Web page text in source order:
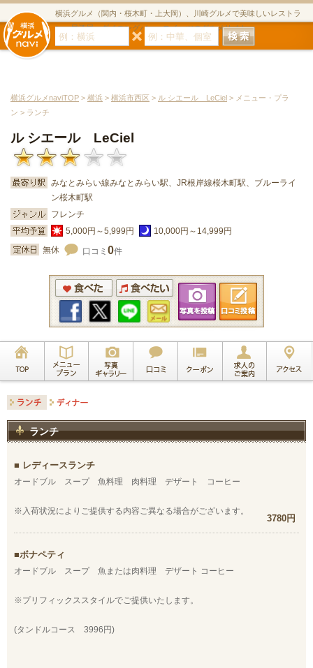
横浜グルメ（関内・桜木町・上大岡）、川崎グルメで美味しいレストラ
ン・居酒屋・ダイニングバー・スイーツのグルメサイト
横浜グルメnaviTOP > 横浜 > 横浜市西区 > ル シエール LeCiel > メニュー・プラ
ン > ランチ
ル シエール LeCiel
みなとみらい線みなとみらい駅、JR根岸線桜木町駅、ブルーライ
ン桜木町駅
フレンチ
5,000円～5,999円
10,000円～14,999円
無休
口コミ 0件
ランチ
レディースランチ
オードブル スープ 魚料理 肉料理 デザート コーヒー
※入荷状況によりご提供する内容ご異なる場合がございます。
3780円
ボナペティ
オードブル スープ 魚または肉料理 デザート コーヒー
※プリフィックススタイルでご提供いたします。
(タンドルコース 3996円)